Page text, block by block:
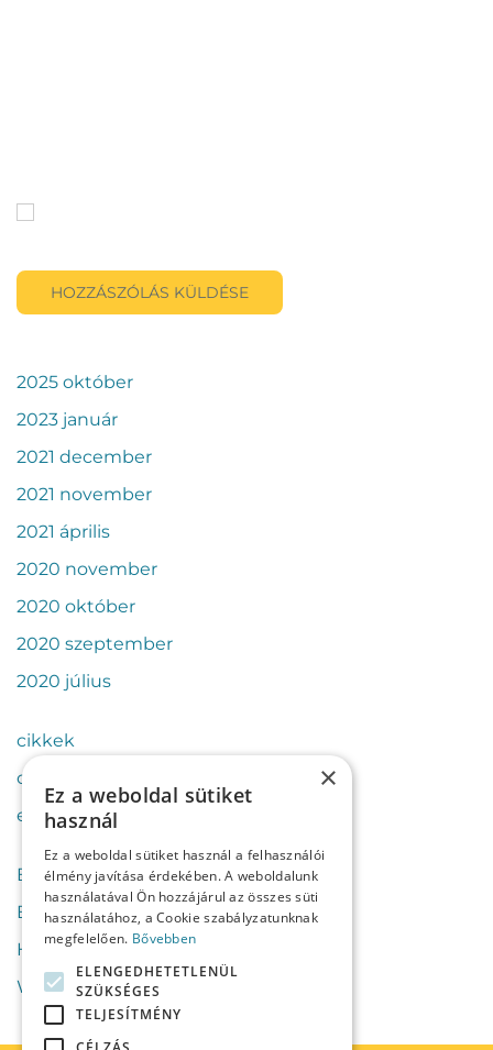
HOZZÁSZÓLÁS KÜLDÉSE
2025 október
2023 január
2021 december
2021 november
2021 április
2020 november
2020 október
2020 szeptember
2020 július
cikkek
csapat
esettanulmányok
Bejelentkezés
Bejegyzések hírcsatorna
Hozzászólások hírcsatorna
WordPress Magyarország
×
Ez a weboldal sütiket
használ
Ez a weboldal sütiket használ a felhasználói
élmény javítása érdekében. A weboldalunk
használatával Ön hozzájárul az összes süti
használatához, a Cookie szabályzatunknak
megfelelően. Bővebben
ELENGEDHETETLENÜL
SZÜKSÉGES
TELJESÍTMÉNY